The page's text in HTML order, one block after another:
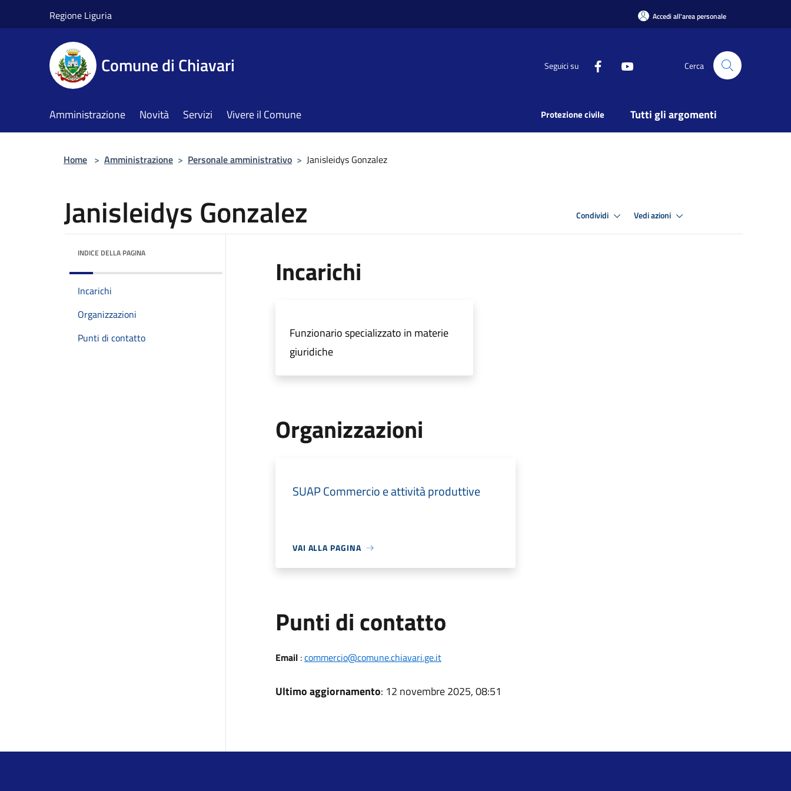
Regione Liguria Accedi all'area personale
Comune di Chiavari Seguici su Cerca
Amministrazione Novità Servizi Vivere il Comune Protezione civile Tutti gli argomenti
Home > Amministrazione > Personale amministrativo > Janisleidys Gonzalez
Janisleidys Gonzalez Condividi Vedi azioni
INDICE DELLA PAGINA
Incarichi
Organizzazioni
Punti di contatto
Incarichi
Funzionario specializzato in materie
giuridiche
Organizzazioni
SUAP Commercio e attività produttive
VAI ALLA PAGINA
Punti di contatto
Email:commercio@comune.chiavari.ge.it
Ultimo aggiornamento: 12 novembre 2025, 08:51